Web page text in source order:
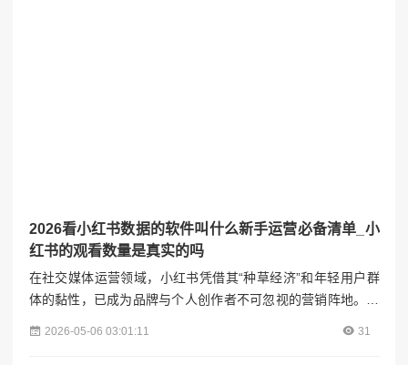
2026看小红书数据的软件叫什么新手运营必备清单_小
红书的观看数量是真实的吗
在社交媒体运营领域，小红书凭借其“种草经济”和年轻用户群
体的黏性，已成为品牌与个人创作者不可忽视的营销阵地。对
于新手运营者而言，掌握数据分析能力是提升内容质量、优化
2026-05-06 03:01:11 31